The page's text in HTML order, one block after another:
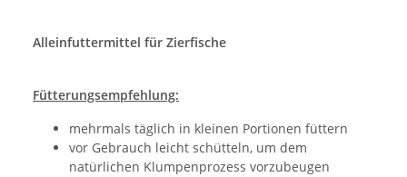
Alleinfuttermittel für Zierfische
Fütterungsempfehlung:
mehrmals täglich in kleinen Portionen füttern
vor Gebrauch leicht schütteln, um dem
natürlichen Klumpenprozess vorzubeugen